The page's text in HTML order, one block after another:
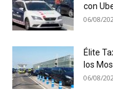
con
06/08/
Élite
los
06/08/